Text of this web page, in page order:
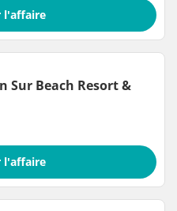
l'affaire
Sur Beach Resort &
l'affaire